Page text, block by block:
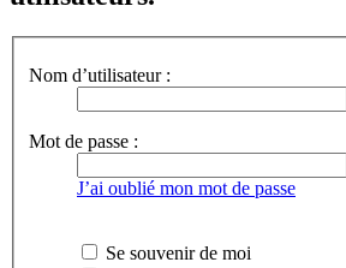
Nom d’utilisateur :
Mot de passe :
J’ai oublié mon mot de passe
Se souvenir de moi